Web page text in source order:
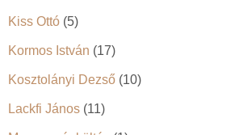
Kiss Ottó (5)
Kormos István (17)
Kosztolányi Dezső (10)
Lackfi János (11)